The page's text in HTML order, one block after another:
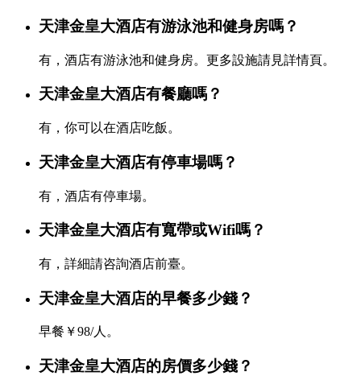
天津金皇大酒店有游泳池和健身房嗎？
有，酒店有游泳池和健身房。更多設施請見詳情頁。
天津金皇大酒店有餐廳嗎？
有，你可以在酒店吃飯。
天津金皇大酒店有停車場嗎？
有，酒店有停車場。
天津金皇大酒店有寬帶或Wifi嗎？
有，詳細請咨詢酒店前臺。
天津金皇大酒店的早餐多少錢？
早餐￥98/人。
天津金皇大酒店的房價多少錢？